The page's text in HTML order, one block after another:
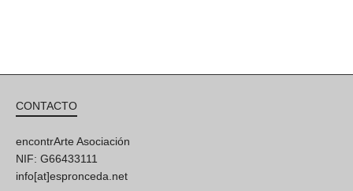
CONTACTO
encontrArte Asociación
NIF: G66433111
info[at]espronceda.net